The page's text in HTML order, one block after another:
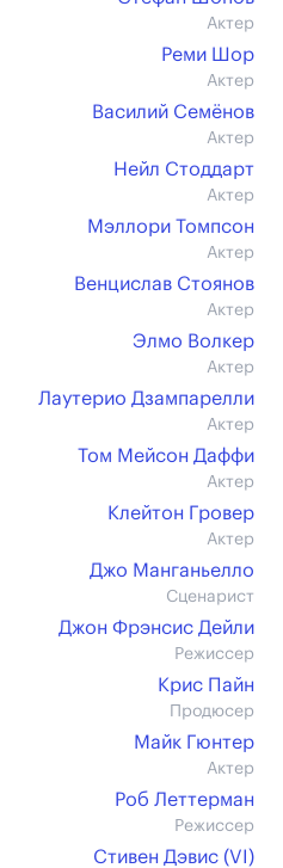
Актер
Реми Шор
Актер
Василий Семёнов
Актер
Нейл Стоддарт
Актер
Мэллори Томпсон
Актер
Венцислав Стоянов
Актер
Элмо Волкер
Актер
Лаутерио Дзампарелли
Актер
Том Мейсон Даффи
Актер
Клейтон Гровер
Актер
Джо Манганьелло
Сценарист
Джон Фрэнсис Дейли
Режиссер
Крис Пайн
Продюсер
Майк Гюнтер
Актер
Роб Леттерман
Режиссер
Стивен Дэвис (VI)